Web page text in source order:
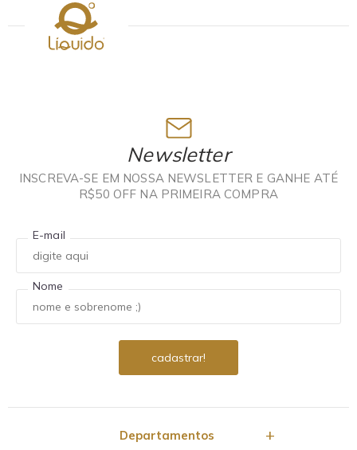
Newsletter
INSCREVA-SE EM NOSSA NEWSLETTER E GANHE ATÉ
R$50 OFF NA PRIMEIRA COMPRA
E-mail
Nome
Departamentos